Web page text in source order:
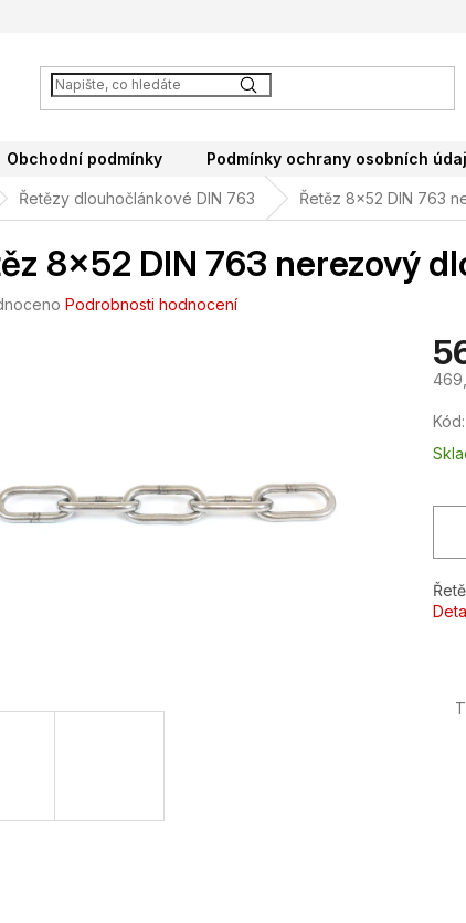
Obchodní podmínky Podmínky ochrany osobních
Řetězy dlouhočlánkové DIN 763 Řetěz 8x52 DIN 763
8x52 DIN 763 nerezový
Podrobnosti hodnocení
Kód: